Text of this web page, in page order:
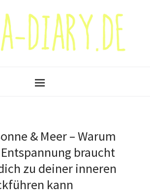
& Meer – Warum
braucht
zu deiner inneren
kann